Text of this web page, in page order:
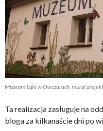
Muzeum Łąki w Owczarach, mural
Ta realizacja zasługuje na
bloga za kilkanaście dni po